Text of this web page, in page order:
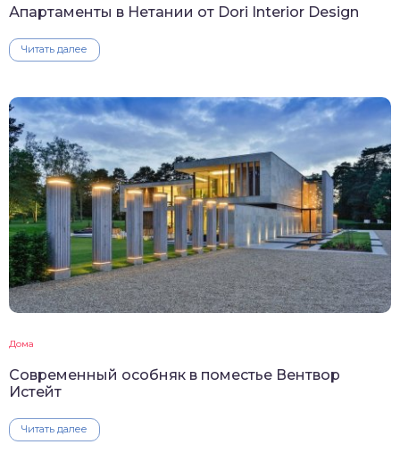
Апартаменты в Нетании от Dori Interior Design
Читать далее
Дома
Современный особняк в поместье Вентвор
Истейт
Читать далее